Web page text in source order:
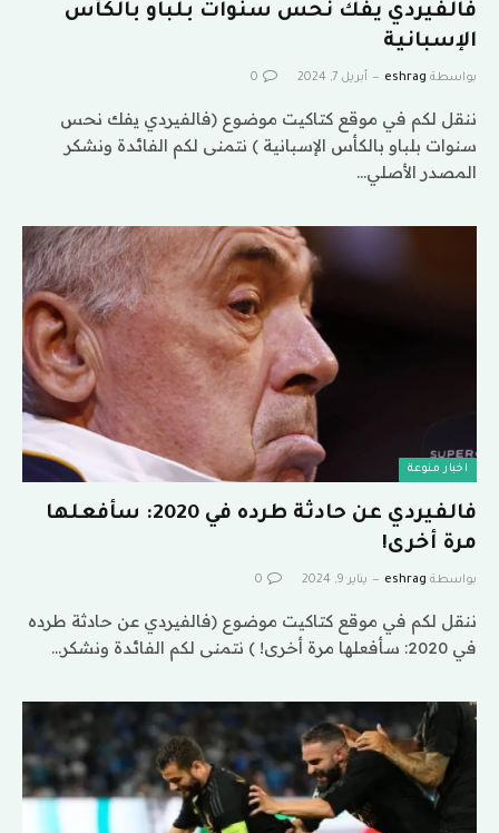
فالفيردي يفك نحس سنوات بلباو بالكأس
الإسبانية
بواسطة eshrag أبريل 7, 2024 0
ننقل لكم في موقع كتاكيت موضوع (فالفيردي يفك نحس
سنوات بلباو بالكأس الإسبانية ) نتمنى لكم الفائدة ونشكر
المصدر الأصلي…
اخبار منوعة
فالفيردي عن حادثة طرده في 2020: سأفعلها
مرة أخرى!
بواسطة eshrag يناير 9, 2024 0
ننقل لكم في موقع كتاكيت موضوع (فالفيردي عن حادثة طرده
في 2020: سأفعلها مرة أخرى! ) نتمنى لكم الفائدة ونشكر…